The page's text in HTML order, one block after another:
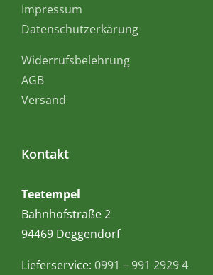
Impressum
Datenschutzerkärung
Widerrufsbelehrung
AGB
Versand
Kontakt
Teetempel
Bahnhofstraße 2
94469 Deggendorf
Lieferservice: 0991 – 991 2929 4